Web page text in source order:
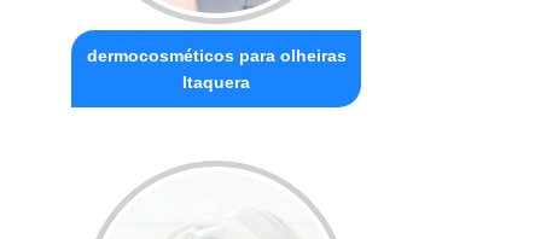
dermocosméticos para olheiras
Itaquera